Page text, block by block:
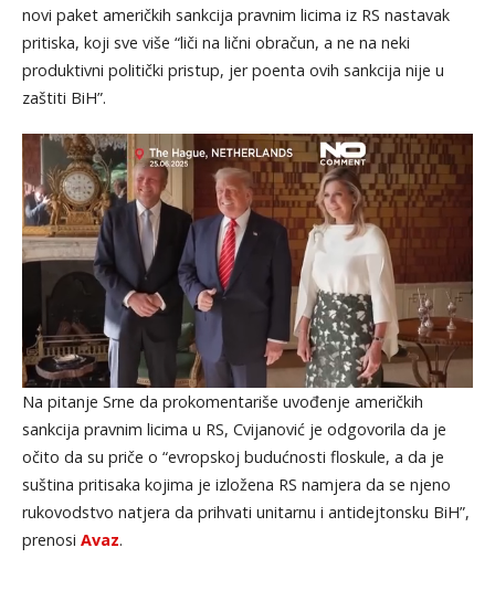
novi paket američkih sankcija pravnim licima iz RS nastavak
pritiska, koji sve više “liči na lični obračun, a ne na neki
produktivni politički pristup, jer poenta ovih sankcija nije u
zaštiti BiH”.
Na pitanje Srne da prokomentariše uvođenje američkih
sankcija pravnim licima u RS, Cvijanović je odgovorila da je
očito da su priče o “evropskoj budućnosti floskule, a da je
suština pritisaka kojima je izložena RS namjera da se njeno
rukovodstvo natjera da prihvati unitarnu i antidejtonsku BiH”,
prenosi Avaz.